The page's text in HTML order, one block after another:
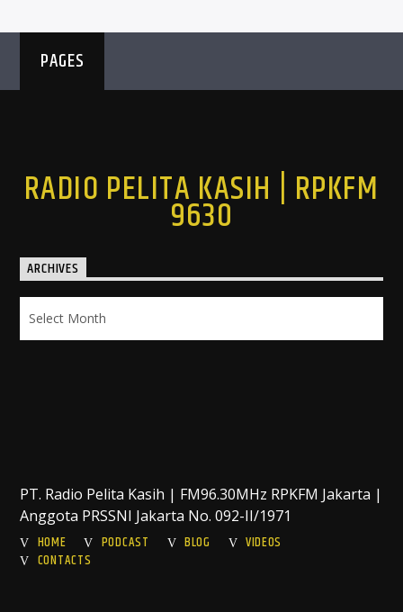
PAGES
RADIO PELITA KASIH | RPKFM
9630
ARCHIVES
PT. Radio Pelita Kasih | FM96.30MHz RPKFM Jakarta |
Anggota PRSSNI Jakarta No. 092-II/1971
HOME
PODCAST BLOG
VIDEOS
CONTACTS